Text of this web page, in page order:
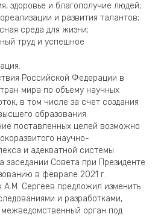
здоровье и благополучие людей;
и развития талантов;
среда для жизни;
труд и успешное
Российской Федерации в
мира по объему научных
в том числе за счет создания
образования.
поставленных целей возможно
научно-
и адекватной системы
заседании Совета при Президенте
в феврале 2021 г.
А.М. Сергеев предложил изменить
и разработками,
орган под